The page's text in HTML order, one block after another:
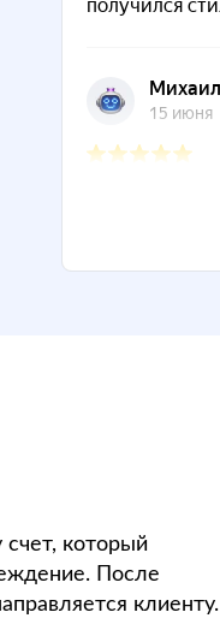
который
После
клиенту.